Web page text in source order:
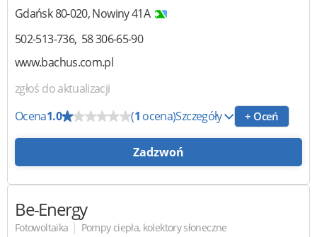
Gdańsk80-020,Nowiny 41A
502-513-736 58 306-65-90
www.bachus.com.pl
zgłoś do aktualizacji
Ocena1.0 (1 ocena)Szczegóły + Oceń
Zadzwoń
Be-Energy
Fotowoltaika | Pompy ciepła, kolektory słoneczne